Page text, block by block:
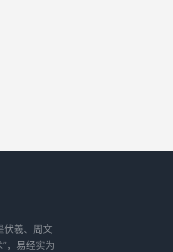
伏羲、周文
，易经实为